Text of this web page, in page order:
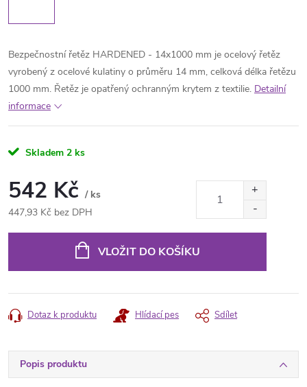
Bezpečnostní řetěz HARDENED - 14x1000 mm je ocelový řetěz
vyrobený z ocelové kulatiny o průměru 14 mm, celková délka řetězu
1000 mm. Řetěz je opatřený ochranným krytem z textilie. Detailní
informace
Skladem 2 ks
542 Kč / ks
447,93 Kč bez DPH
VLOŽIT DO KOŠÍKU
Dotaz k produktu Hlídací pes Sdílet
Popis produktu